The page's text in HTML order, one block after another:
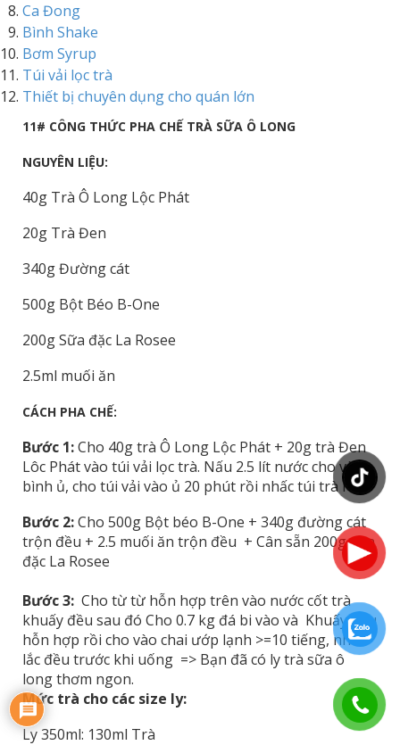
Ca Đong
Bình Shake
Bơm Syrup
Túi vải lọc trà
Thiết bị chuyên dụng cho quán lớn
11# CÔNG THỨC PHA CHẾ TRÀ SỮA Ô LONG
NGUYÊN LIỆU:
40g Trà Ô Long Lộc Phát
20g Trà Đen
340g Đường cát
500g Bột Béo B-One
200g Sữa đặc La Rosee
2.5ml muối ăn
CÁCH PHA CHẾ:
Bước 1:Cho 40g trà Ô Long Lộc Phát + 20g trà Đen
Lôc Phát vào túi vải lọc trà. Nấu 2.5 lít nước cho vào
bình ủ, cho túi vải vào ủ 20 phút rồi nhấc túi trà ra.
Bước 2:Cho 500g Bột béo B-One + 340g đường cát
trộn đều + 2.5 muối ăn trộn đều + Cân sẵn 200g sữa
đặc La Rosee
Bước 3: Cho từ từ hỗn hợp trên vào nước cốt trà
khuấy đều sau đó Cho 0.7 kg đá bi vào và Khuấy đều
hỗn hợp rồi cho vào chai ướp lạnh >=10 tiếng, nhớ
lắc đều trước khi uống => Bạn đã có ly trà sữa ô
long thơm ngon.
Mức trà cho các size ly:
Ly 350ml: 130ml Trà